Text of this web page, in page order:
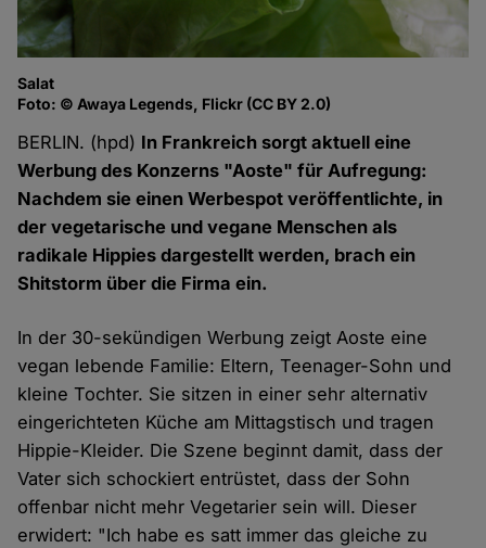
Salat
Foto: © Awaya Legends, Flickr (CC BY 2.0)
BERLIN. (hpd) In Frankreich sorgt aktuell eine
Werbung des Konzerns "Aoste" für Aufregung:
Nachdem sie einen Werbespot veröffentlichte, in
der vegetarische und vegane Menschen als
radikale Hippies dargestellt werden, brach ein
Shitstorm über die Firma ein.
In der 30-sekündigenWerbung zeigt Aoste eine
vegan lebende Familie: Eltern, Teenager-Sohn und
kleine Tochter. Sie sitzen in einer sehr alternativ
eingerichteten Küche am Mittagstisch und tragen
Hippie-Kleider. Die Szene beginnt damit, dass der
Vater sich schockiert entrüstet, dass der Sohn
offenbar nicht mehr Vegetarier sein will. Dieser
erwidert: "Ich habe es satt immer das gleiche zu